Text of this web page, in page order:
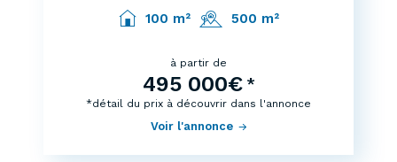
100 m² 500 m²
à partir de
495 000€ *
Voir l'annonce
*détail du prix à découvrir dans l'annonce